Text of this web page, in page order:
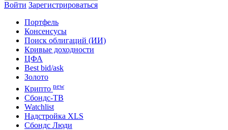
Войти Зарегистрироваться
Портфель
Консенсусы
Поиск облигаций (ИИ)
Кривые доходности
ЦФА
Best bid/ask
Золото
Крипто new
Сбондс-ТВ
Watchlist
Надстройка XLS
Сбондс Люди